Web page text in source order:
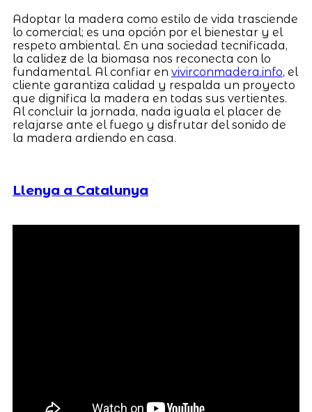
Adoptar la madera como estilo de vida trasciende
lo comercial; es una opción por el bienestar y el
respeto ambiental. En una sociedad tecnificada,
la calidez de la biomasa nos reconecta con lo
fundamental. Al confiar en vivirconmadera.info, el
cliente garantiza calidad y respalda un proyecto
que dignifica la madera en todas sus vertientes.
Al concluir la jornada, nada iguala el placer de
relajarse ante el fuego y disfrutar del sonido de
la madera ardiendo en casa.
Llenya a Catalunya